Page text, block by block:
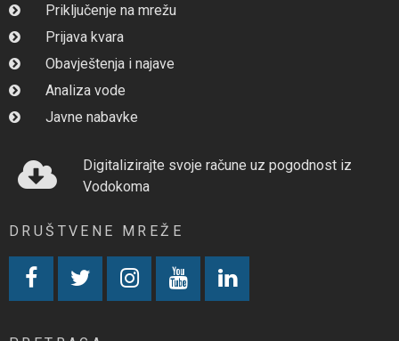
Priključenje na mrežu
Prijava kvara
Obavještenja i najave
Analiza vode
Javne nabavke
Digitalizirajte svoje račune uz pogodnost iz
Vodokoma
DRUŠTVENE MREŽE